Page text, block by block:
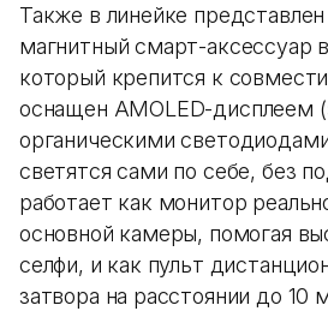
Также в линейке
магнитный смарт-аксессуар
который крепится к
оснащен AMOLED-дисплеем
органическими
светятся сами по себе, без
работает как монитор
основной камеры, помогая
селфи, и как пульт
затвора на расстоянии до 10